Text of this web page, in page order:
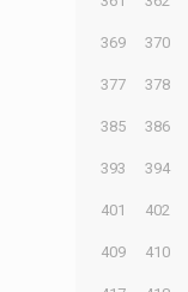
369 370
377 378
385 386
393 394
401 402
409 410